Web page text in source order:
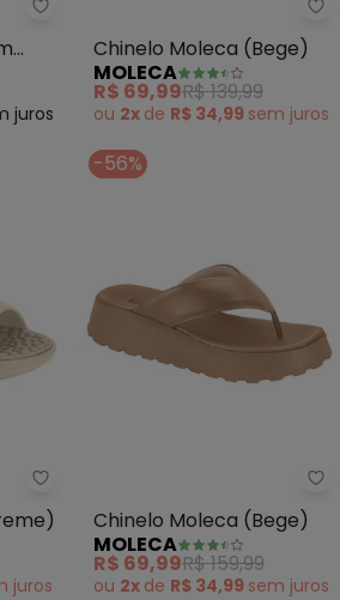
Perfecta - Chinelo (Creme)
juros
Chinelo Moleca (Bege)
MOLECA
R$ 69,99R$ 139,99
ou 2x de R$ 34,99 sem juros
Modare - Chinelo Modare
juros
-56%
Chinelo Moleca (Bege)
MOLECA
R$ 69,99R$ 159,99
ou 2x de R$ 34,99 sem juros